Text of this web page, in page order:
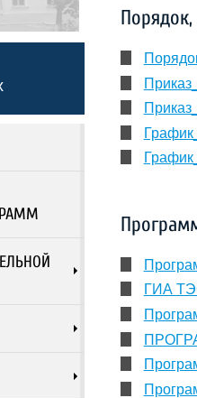
Порядок,
ГИА